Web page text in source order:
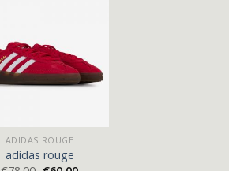
ADIDAS ROUGE
adidas rouge